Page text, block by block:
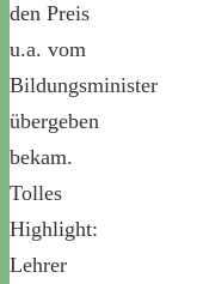
den Preis
u.a. vom
Bildungsminister
übergeben
bekam.
Tolles
Highlight:
Lehrer